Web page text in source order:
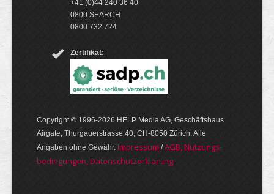
+41 (0)44 240 36 40
0800 SEARCH
0800 732 724
Zertifikat:
Copyright © 1996-2026 HELP Media AG, Geschäftshaus
Airgate, Thurgauer­strasse 40, CH-8050 Zürich. Alle
Angaben ohne Gewähr. Im­pres­sum /AGB, Nut­zungs­
bedin­gungen, Daten­schutz­er­klärung